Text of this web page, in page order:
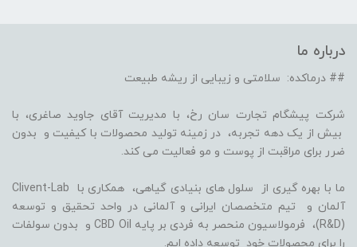
درباره ما
## درماکده: سلامتی و زیبایی از ریشه طبیعت
شرکت پیشگام تجارت سان رخ، با مدیریت آقای جاوید صاغری، با
بیش از یک دهه تجربه، در زمینه تولید محصولات با کیفیت و بدون
ضرر برای مراقبت از پوست و مو فعالیت می کند.
ما با بهره گیری از سلول های بنیادی گیاهی، همکاری با Clivent-Lab
آلمان و تیم متخصصان ایرانی و آلمانی در واحد تحقیق و توسعه
(R&D)، فرمولاسیون منحصر به فردی بر پایه CBD Oil و بدون سولفات
را برای محصولات خود توسعه داده ایم.